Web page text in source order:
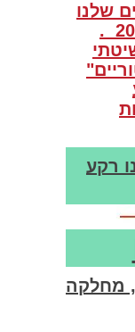
שלנו
החל להתפרסם בשנת 2013 .
רקע
רכבת נוסעים המאה ה19, מחלקה